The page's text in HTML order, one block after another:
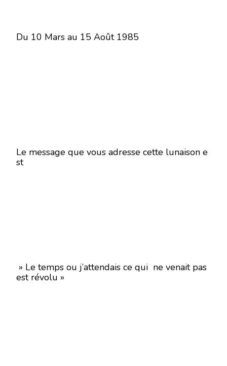
Du 10 Mars au 15 Août 1985
Le message que vous adresse cette lunaison e
st
» Le temps ou j’attendais ce qui ne venait pas
est révolu »